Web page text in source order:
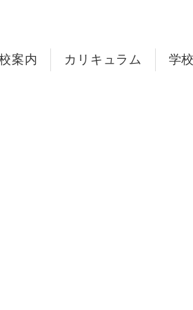
案内 カリキュラム 学